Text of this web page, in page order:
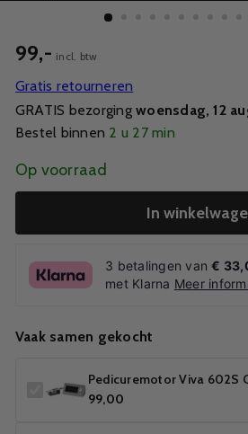
99,- incl. btw
Gratis retourneren
GRATIS bezorgingwoensdag, 12
Bestel binnen 2 u 27 min
Op voorraad
In
3 betalingen van€
met Klarna Meer
Vaak samen gekocht
Pedicuremotor Viva 602S
99,00